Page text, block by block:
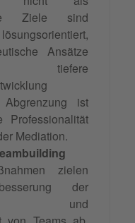
Ziele sind
Ansätze
ist
Mediation.
zielen
der
und